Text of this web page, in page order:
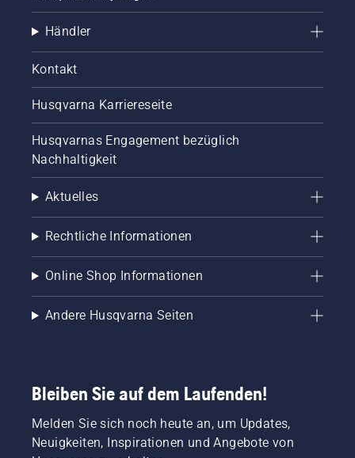
Händler
Kontakt
Husqvarna Karriereseite
Husqvarnas Engagement bezüglich
Nachhaltigkeit
Aktuelles
Rechtliche Informationen
Online Shop Informationen
Andere Husqvarna Seiten
Bleiben Sie auf dem Laufenden!
Melden Sie sich noch heute an, um Updates,
Neuigkeiten, Inspirationen und Angebote von